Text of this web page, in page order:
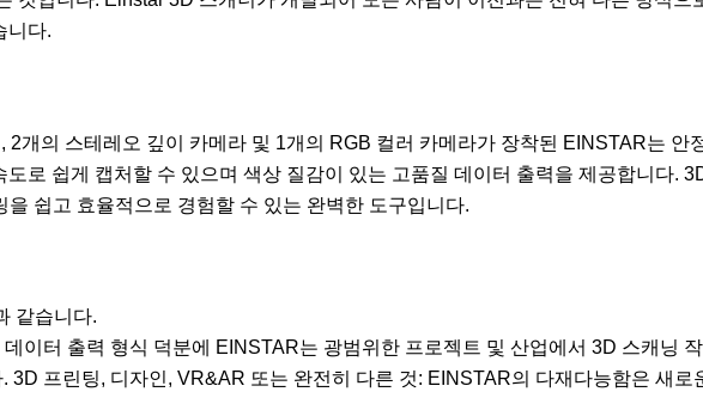
니다.
2개의 스테레오 깊이 카메라 및 1개의 RGB 컬러 카메라가 장착된 EINSTAR는 안
로 쉽게 캡처할 수 있으며 색상 질감이 있는 고품질 데이터 출력을 제공합니다.
쉽고 효율적으로 경험할 수 있는 완벽한 도구입니다.
같습니다.
이터 출력 형식 덕분에 EINSTAR는 광범위한 프로젝트 및 산업에서 3D 스캐닝
3D 프린팅, 디자인, VR&AR 또는 완전히 다른 것: EINSTAR의 다재다능함은 새로